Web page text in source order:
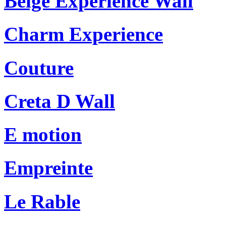
Charm Experience
Couture
Creta D Wall
E motion
Empreinte
Le Rable